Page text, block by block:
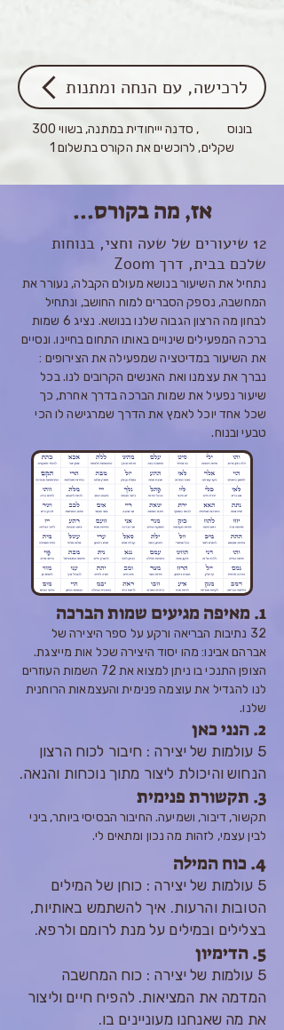
לרכישה, עם הנחה ומתנות
בונוס , סדנה יייחודית במתנה, בשווי 300
שקלים, לרוכשים את הקורס בתשלום 1
אז, מה בקורס...
12 שי
עורים של שעה וחצי, בנוחות
שלכם בבית, דרך Zoom
נתחיל את השיעור בנושא מעולם הקבלה, נעורר את
המחשבה, נספק הסברים למוח החושב, ונתחיל
לבחון מה הרצון הגבוה שלנו בנושא. נציג 6 שמות
ברכה המפעילים שינויים באותו התחום בחיינו. ונסיים
את השיעור במדיטציה שמפעילה את הצירופים :
נברך את עצמנו ואת האנשים הקרובים לנו. בכל
שיעור נפעיל את שמות הברכה בדרך אחרת, כך
שכל אחד יוכל לאמץ את הדרך שמרגישה לו הכי
טבעי ובנוח.
1. מאיפה מגיעים שמות הברכה
32 נתיבות הבריאה ורקע על ספר היצירה של
אברהם אבינו: מהו יסוד היצירה שכל אות מייצגת.
הצופן התנכי בו ניתן למצוא את 72 השמות העוז
רים
לנו להגדיל את עוצמה פנימית והעצמאות הרוחנית
שלנו.
2. הנני כאן
5 עולמות של יצירה : חיבור לכוח הרצון
הנחוש והיכולת ליצור מתוך נוכחות והנאה.
3. תקשורת פנימית
תקשור, דיבור, ושמיעה. החיבור הבסיסי ביותר, ביני
לבין עצמי, לזהות מה נכון ומתאים לי.
4. כוח המילה
5 עולמות של יצירה : כוחן של המילים
הטובות והרעות. איך להשתמש באותיות,
בצלילים ובמילים על מנת לרומם ולרפא.
5. הדימיון
5 עולמות של יצירה : כוח המחשבה
המדמה את המציאות. להפיח חיים וליצור
את מה שאנחנו מעוניינים בו.